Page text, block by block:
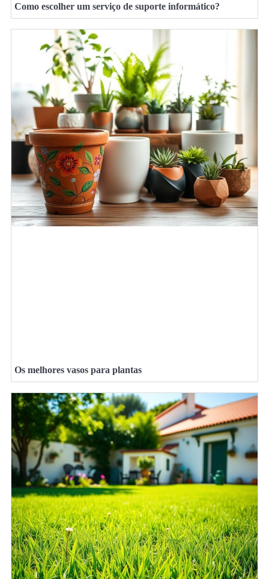
Como escolher um serviço de suporte informático?
Os melhores vasos para plantas